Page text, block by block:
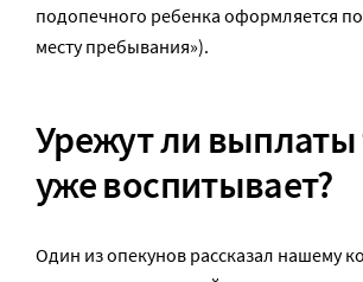
подопечного ребенка оформляется
месту пребывания»).
Урежут ли выплаты
уже воспитывает?
Один из опекунов рассказал нашему